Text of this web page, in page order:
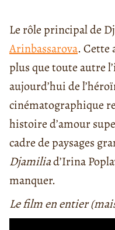
Le rôle principal de
Arinbassarova. Cette
plus que toute autre
aujourd’hui de
cinématographique
histoire d’amour
cadre de paysages
Djamiliad’Irina
manquer.
Le film en entier